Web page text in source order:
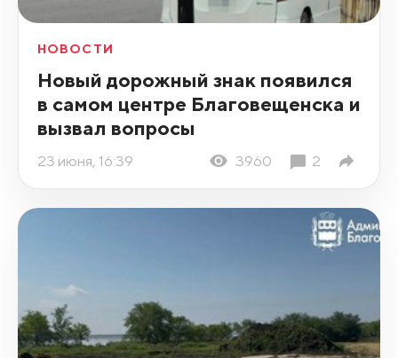
НОВОСТИ
Новый дорожный знак появился
в самом центре Благовещенска и
вызвал вопросы
23 июня, 16:39 3960 2